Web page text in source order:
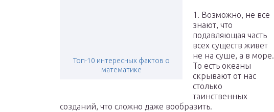
Топ-10 интересных фактов о
математике
1. Возможно, не все
знают, что
подавляющая часть
всех существ живет
не на суше, а в море.
То есть океаны
скрывают от нас
столько
таинственных
созданий, что сложно даже вообразить.